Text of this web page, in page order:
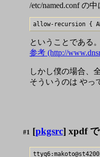
/etc/named.conf の
ということである。
参考 (http://
しかし僕の場合、
そういうのは やっ
#1 [pkgsrc] xpdf